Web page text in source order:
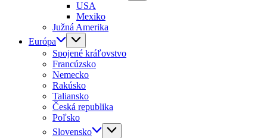
USA
Mexiko
Južná Amerika
Európa
Spojené kráľovstvo
Francúzsko
Nemecko
Rakúsko
Taliansko
Česká republika
Poľsko
Slovensko